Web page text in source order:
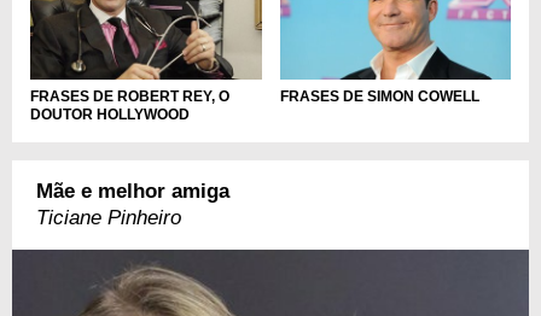
FRASES DE ROBERT REY, O
DOUTOR HOLLYWOOD
FRASES DE SIMON COWELL
Mãe e melhor amiga
Ticiane Pinheiro